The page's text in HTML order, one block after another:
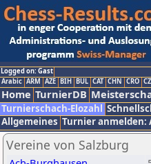
Logged on: Gast
Arabic ARM AZE BIH BUL CAT CHN CRO
Home TurnierDB
Turnierschach-Elozahl
Allgemeines Turnier anmelden:
Vereine von Salzburg